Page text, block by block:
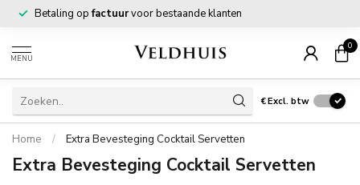
Betaling opfactuurvoor bestaande klanten
MENU
0
€Excl. btw
Home / Extra Bevesteging Cocktail Servetten
Extra Bevesteging Cocktail Servetten